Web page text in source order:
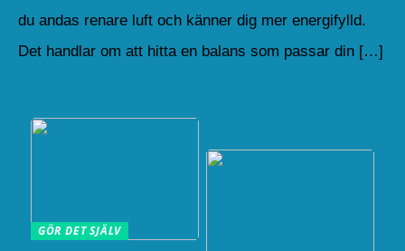
du andas renare luft och känner dig mer energifylld.
Det handlar om att hitta en balans som passar din […]
GÖR DET SJÄLV